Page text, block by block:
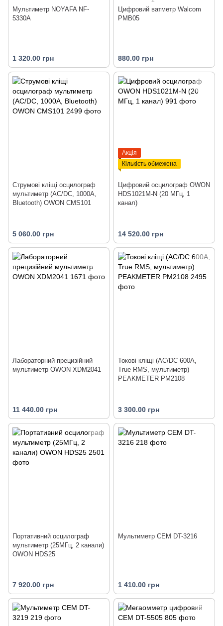
Мультиметр NOYAFA NF-
5330A
1 320.00 грн
Цифровий ватметр Walcom
PMB05
880.00 грн
Струмові кліщі осцилограф
мультиметр (AC/DC, 1000А,
Bluetooth) OWON CMS101
5 060.00 грн
Акція
Кількість обмежена
Цифровий осцилограф OWON
HDS1021M-N (20 МГц, 1
канал)
14 520.00 грн
Лабораторний прецизійний
мультиметр OWON XDM2041
11 440.00 грн
Токові кліщі (AC/DC 600А,
True RMS, мультиметр)
PEAKMETER PM2108
3 300.00 грн
Портативний осцилограф
мультиметр (25МГц, 2 канали)
OWON HDS25
7 920.00 грн
Мультиметр CEM DT-3216
1 410.00 грн